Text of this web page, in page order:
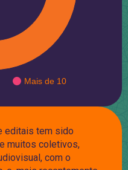
Mais de 10
editais tem sido
muitos coletivos,
com o